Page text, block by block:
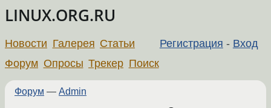
LINUX.ORG.RU
Регистрация - Вход
Новости Галерея Статьи
Форум Опросы Трекер Поиск
Форум — Admin